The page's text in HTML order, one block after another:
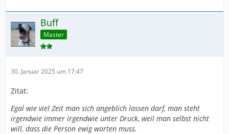
Buff
Master
30. Januar 2025 um 17:47
Zitat:
Egal wie viel Zeit man sich angeblich lassen darf, man steht
irgendwie immer irgendwie unter Druck, weil man selbst nicht
will, dass die Person ewig warten muss.